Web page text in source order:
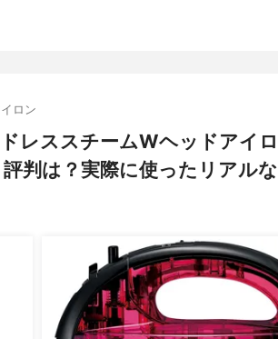
ロン
レススチームWヘッドアイロ
判は？実際に使ったリアルな